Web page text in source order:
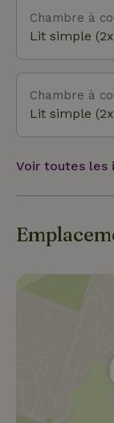
détendre sur
jacuzzi, du
meilleures
t'apporter, sur
Chambre à
Lit simple
Chambre à
Lit simple
Voir toutes les